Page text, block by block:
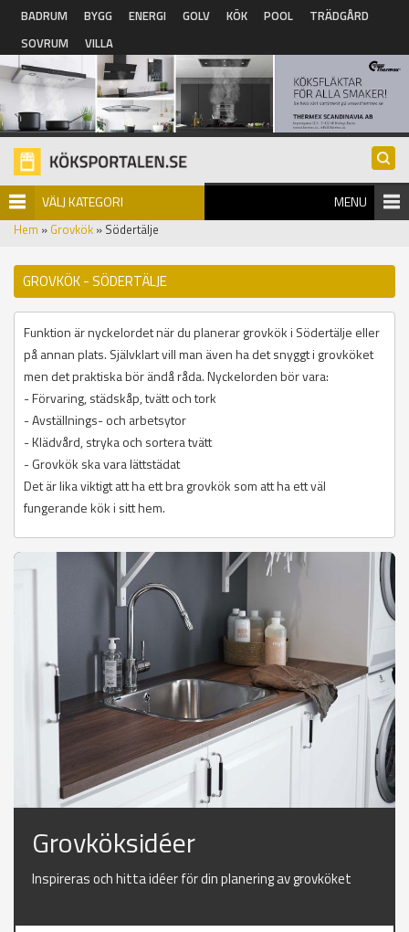
Hoppa till huvudinnehåll
BADRUM BYGG ENERGI GOLV KÖK POOL
TRÄDGÅRD
SOVRUM
VILLA
VÄLJ KATEGORI MENU
Hem » Grovkök » Södertälje
GROVKÖK - SÖDERTÄLJE
Funktion är nyckelordet när du planerar grovkök i Södertälje eller
på annan plats. Självklart vill man även ha det snyggt i grovköket
men det praktiska bör ändå råda. Nyckelorden bör vara:
- Förvaring, städskåp, tvätt och tork
- Avställnings- och arbetsytor
- Klädvård, stryka och sortera tvätt
- Grovkök ska vara lättstädat
Det är lika viktigt att ha ett bra grovkök som att ha ett väl
fungerande kök i sitt hem.
Grovköksidéer
Inspireras och hitta idéer för din planering av grovköket